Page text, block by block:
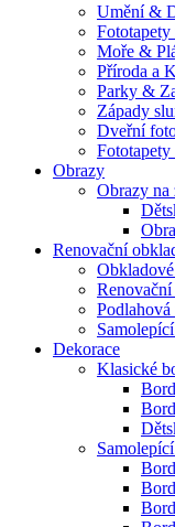
Umění &
Fototapety
Moře &
Příroda a
Parky &
Západy
Dveřní
Obrazy
Obrazy na
Renovační
Podlahová
Dekorace
Klasické